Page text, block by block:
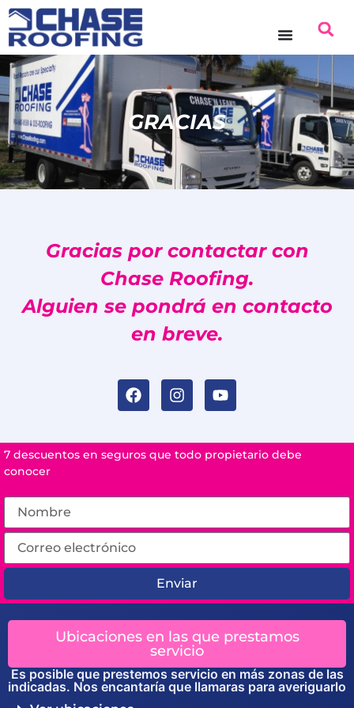
GRACIAS
Gracias por contactar con
Chase Roofing.
Alguien se pondrá en contacto
en breve.
7 descuentos en seguros que todo propietario debe
conocer
Enviar
Ubicaciones en las que prestamos
servicio
Es posible que prestemos servicio en más zonas de las
indicadas. Nos encantaría que llamaras para averiguarlo